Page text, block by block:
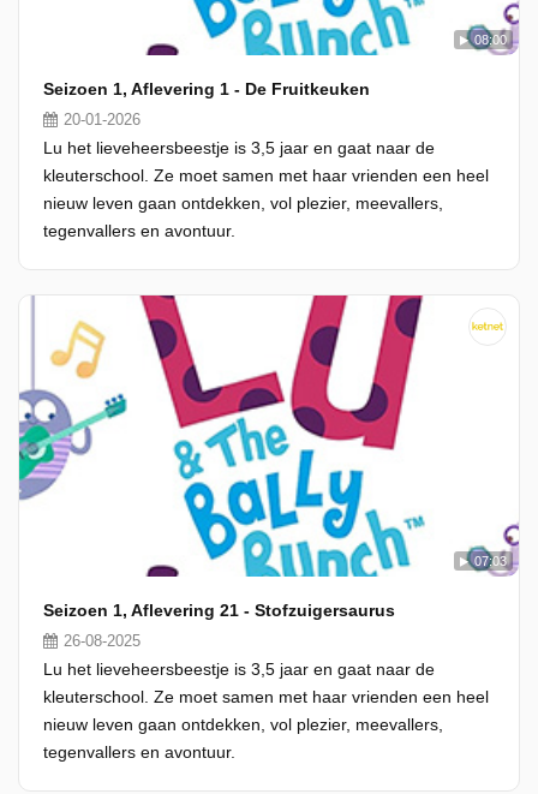
08:00
Seizoen 1, Aflevering 1 - De Fruitkeuken
20-01-2026
Lu het lieveheersbeestje is 3,5 jaar en gaat naar de
kleuterschool. Ze moet samen met haar vrienden een heel
nieuw leven gaan ontdekken, vol plezier, meevallers,
tegenvallers en avontuur.
07:03
Seizoen 1, Aflevering 21 - Stofzuigersaurus
26-08-2025
Lu het lieveheersbeestje is 3,5 jaar en gaat naar de
kleuterschool. Ze moet samen met haar vrienden een heel
nieuw leven gaan ontdekken, vol plezier, meevallers,
tegenvallers en avontuur.